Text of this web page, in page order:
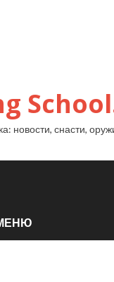
новости, снасти,